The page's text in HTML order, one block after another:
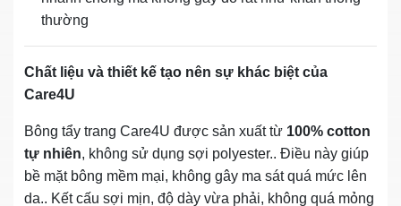
thường
Chất liệu và thiết kế tạo nên sự khác biệt của
Care4U
Bông tẩy trang Care4U được sản xuất từ 100% cotton
tự nhiên, không sử dụng sợi polyester.. Điều này giúp
bề mặt bông mềm mại, không gây ma sát quá mức lên
da.. Kết cấu sợi mịn, độ dày vừa phải, không quá mỏng